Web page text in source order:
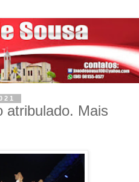
atribulado. Mais